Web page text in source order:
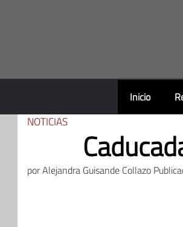
Inicio
NOTICIAS
porAlejandra Guisande Collazo